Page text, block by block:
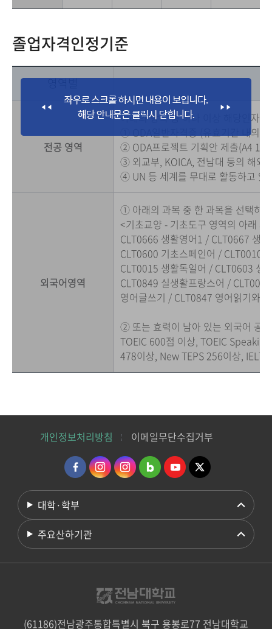
졸업자격인정기준
영역별
전공 영역
아래의 항목 중 하나 이상 해당인자
① ODA일반자격증 (유효기간 내의
② ODA프로젝트 기획안 제출(A4
③ 외교부, KOICA, 전남대 등의 해외
④ UN 등 세계를 무대로 활동하고 있
외국어영역
① 아래의 과목 중 한 과목을 선택하
<기초교양 - 기초도구 영역의 아래
CLT0666 생활영어1 / CLT0667 생
CLT0600 기초스페인어 / CLT0010
CLT0015 생활독일어 / CLT0603 생
CLT0849 실생활프랑스어 /
영어글쓰기 / CLT0847 영어읽기와
② 또는 효력이 남아 있는 외국어 공
TOEIC 600점 이상, TOEIC
478이상, New TEPS 256이상,
개인정보처리방침 이메일무단수집거부
대학·학부
주요산하기관
(61186)전남광주통합특별시 북구 용봉로77 전남대학교